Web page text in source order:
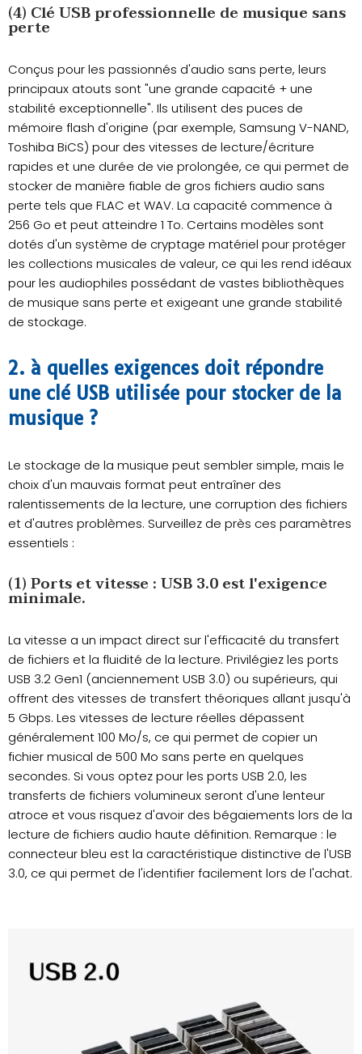
(4) Clé USB professionnelle de musique sans
perte
Conçus pour les passionnés d'audio sans perte, leurs
principaux atouts sont "une grande capacité + une
stabilité exceptionnelle". Ils utilisent des puces de
mémoire flash d'origine (par exemple, Samsung V-NAND,
Toshiba BiCS) pour des vitesses de lecture/écriture
rapides et une durée de vie prolongée, ce qui permet de
stocker de manière fiable de gros fichiers audio sans
perte tels que FLAC et WAV. La capacité commence à
256 Go et peut atteindre 1 To. Certains modèles sont
dotés d'un système de cryptage matériel pour protéger
les collections musicales de valeur, ce qui les rend idéaux
pour les audiophiles possédant de vastes bibliothèques
de musique sans perte et exigeant une grande stabilité
de stockage.
2. à quelles exigences doit répondre
une clé USB utilisée pour stocker de la
musique ?
Le stockage de la musique peut sembler simple, mais le
choix d'un mauvais format peut entraîner des
ralentissements de la lecture, une corruption des fichiers
et d'autres problèmes. Surveillez de près ces paramètres
essentiels :
(1) Ports et vitesse : USB 3.0 est l'exigence
minimale.
La vitesse a un impact direct sur l'efficacité du transfert
de fichiers et la fluidité de la lecture. Privilégiez les ports
USB 3.2 Gen1 (anciennement USB 3.0) ou supérieurs, qui
offrent des vitesses de transfert théoriques allant jusqu'à
5 Gbps. Les vitesses de lecture réelles dépassent
généralement 100 Mo/s, ce qui permet de copier un
fichier musical de 500 Mo sans perte en quelques
secondes. Si vous optez pour les ports USB 2.0, les
transferts de fichiers volumineux seront d'une lenteur
atroce et vous risquez d'avoir des bégaiements lors de la
lecture de fichiers audio haute définition. Remarque : le
connecteur bleu est la caractéristique distinctive de l'USB
3.0, ce qui permet de l'identifier facilement lors de l'achat.